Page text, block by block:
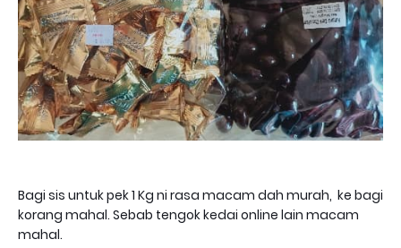
Bagi sis untuk pek 1 Kg ni rasa macam dah murah, ke bagi
korang mahal. Sebab tengok kedai online lain macam
mahal.